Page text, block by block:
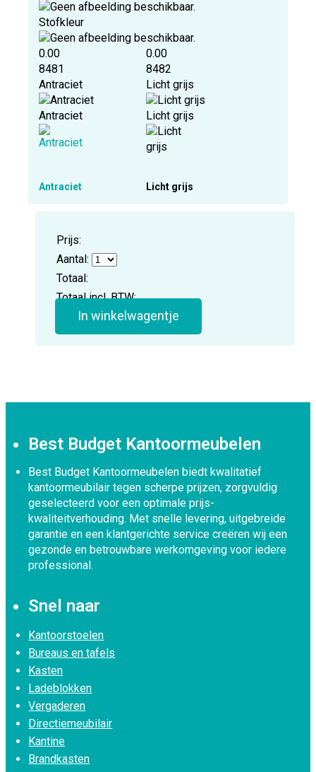
Stofkleur
0.00
8481
Antraciet
Antraciet
Antraciet
0.00
8482
Licht grijs
Licht grijs
Licht grijs
Prijs:
Aantal:
Totaal:
Totaal incl. BTW:
In winkelwagentje
Best Budget Kantoormeubelen
Best Budget Kantoormeubelen biedt kwalitatief
kantoormeubilair tegen scherpe prijzen, zorgvuldig
geselecteerd voor een optimale prijs-
kwaliteitverhouding. Met snelle levering, uitgebreide
garantie en een klantgerichte service creëren wij een
gezonde en betrouwbare werkomgeving voor iedere
professional.
Snel naar
Kantoorstoelen
Bureaus en tafels
Kasten
Ladeblokken
Vergaderen
Directiemeubilair
Kantine
Brandkasten